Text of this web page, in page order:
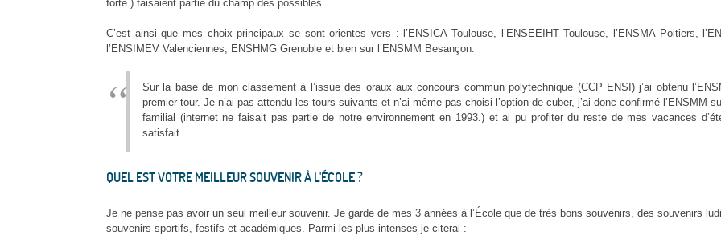
forte.) faisaient partie du champ des possibles.
C’est ainsi que mes choix principaux se sont orientes vers : l’ENSICA Toulouse, l’ENSEEIHT Toulouse, l’ENSMA Poitiers,
l’ENSIMEV Valenciennes, ENSHMG Grenoble et bien sur l’ENSMM Besançon.
Sur la base de mon classement à l’issue des oraux aux concours commun polytechnique (CCP ENSI) j’ai obtenu
premier tour. Je n’ai pas attendu les tours suivants et n’ai même pas choisi l’option de cuber, j’ai donc confirmé l’ENSMM
familial (internet ne faisait pas partie de notre environnement en 1993.) et ai pu profiter du reste de mes vacances
satisfait.
QUEL EST VOTRE MEILLEUR SOUVENIR À L'ÉCOLE ?
Je ne pense pas avoir un seul meilleur souvenir. Je garde de mes 3 années à l’École que de très bons souvenirs, des souvenirs
souvenirs sportifs, festifs et académiques. Parmi les plus intenses je citerai :